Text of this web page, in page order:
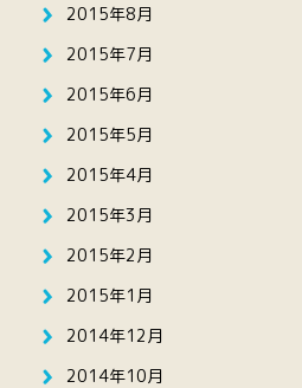
2015年8月
2015年7月
2015年6月
2015年5月
2015年4月
2015年3月
2015年2月
2015年1月
2014年12月
2014年10月